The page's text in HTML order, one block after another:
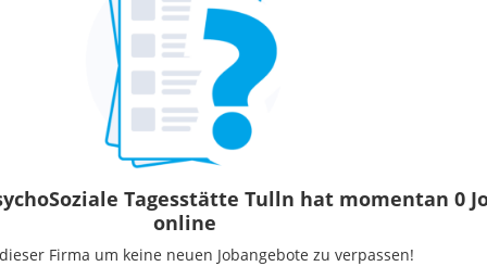
Tagesstätte Tulln hat momentan 0
online
Firma um keine neuen Jobangebote zu verpassen!